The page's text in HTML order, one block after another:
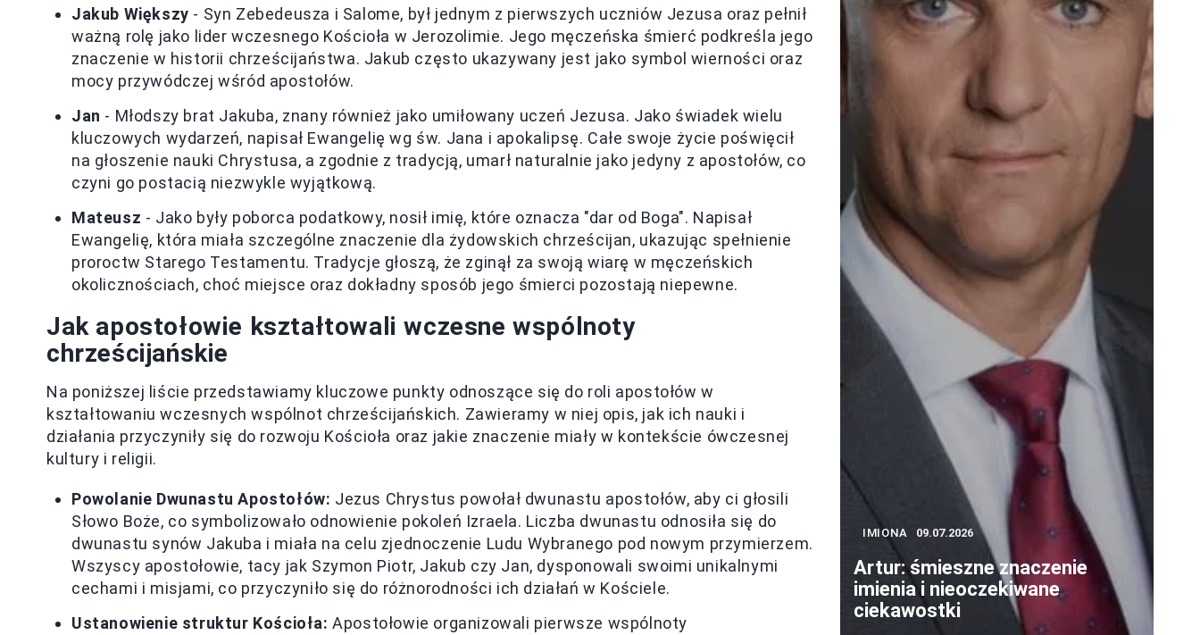
Jakub Większy - Syn Zebedeusza i Salome, był jednym z pierwszych uczniów Jezusa oraz pełnił
ważną rolę jako lider wczesnego Kościoła w Jerozolimie. Jego męczeńska śmierć podkreśla jego
znaczenie w historii chrześcijaństwa. Jakub często ukazywany jest jako symbol wierności oraz
mocy przywódczej wśród apostołów.
Jan - Młodszy brat Jakuba, znany również jako umiłowany uczeń Jezusa. Jako świadek wielu
kluczowych wydarzeń, napisał Ewangelię wg św. Jana i apokalipsę. Całe swoje życie poświęcił
na głoszenie nauki Chrystusa, a zgodnie z tradycją, umarł naturalnie jako jedyny z apostołów, co
czyni go postacią niezwykle wyjątkową.
Mateusz - Jako były poborca podatkowy, nosił imię, które oznacza "dar od Boga". Napisał
Ewangelię, która miała szczególne znaczenie dla żydowskich chrześcijan, ukazując spełnienie
proroctw Starego Testamentu. Tradycje głoszą, że zginął za swoją wiarę w męczeńskich
okolicznościach, choć miejsce oraz dokładny sposób jego śmierci pozostają niepewne.
Jak apostołowie kształtowali wczesne wspólnoty
chrześcijańskie
Na poniższej liście przedstawiamy kluczowe punkty odnoszące się do roli apostołów w
kształtowaniu wczesnych wspólnot chrześcijańskich. Zawieramy w niej opis, jak ich nauki i
działania przyczyniły się do rozwoju Kościoła oraz jakie znaczenie miały w kontekście ówczesnej
kultury i religii.
Powolanie Dwunastu Apostołów: Jezus Chrystus powołał dwunastu apostołów, aby ci głosili
Słowo Boże, co symbolizowało odnowienie pokoleń Izraela. Liczba dwunastu odnosiła się do
dwunastu synów Jakuba i miała na celu zjednoczenie Ludu Wybranego pod nowym przymierzem.
Wszyscy apostołowie, tacy jak Szymon Piotr, Jakub czy Jan, dysponowali swoimi unikalnymi
cechami i misjami, co przyczyniło się do różnorodności ich działań w Kościele.
Ustanowienie struktur Kościoła: Apostołowie organizowali pierwsze wspólnoty
IMIONA 09.07.2026
Artur: śmieszne znaczenie
imienia i nieoczekiwane
ciekawostki